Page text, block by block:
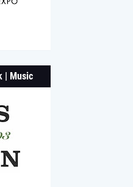
| Music